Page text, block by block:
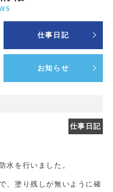
仕事日記
お知らせ
仕事日記
水を行いました。
、塗り残しが無いように確